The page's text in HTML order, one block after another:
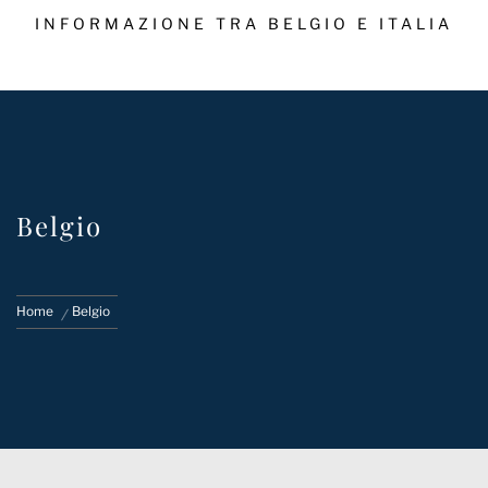
INFORMAZIONE TRA BELGIO E ITALIA
Belgio
Home Belgio